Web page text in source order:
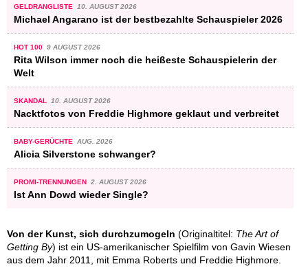
GELDRANGLISTE 10. AUGUST 2026
Michael Angarano ist der bestbezahlte Schauspieler 2026
HOT 100 9 AUGUST 2026
Rita Wilson immer noch die heißeste Schauspielerin der
Welt
SKANDAL 10. AUGUST 2026
Nacktfotos von Freddie Highmore geklaut und verbreitet
BABY-GERÜCHTE AUG. 2026
Alicia Silverstone schwanger?
PROMI-TRENNUNGEN 2. AUGUST 2026
Ist Ann Dowd wieder Single?
Von der Kunst, sich durchzumogeln (Originaltitel: The Art of
Getting By) ist ein US-amerikanischer Spielfilm von Gavin Wiesen
aus dem Jahr 2011, mit Emma Roberts und Freddie Highmore.